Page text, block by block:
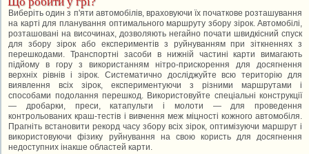
Виберіть один з п'яти автомобілів, враховуючи їх початкове розташування
на карті для планування оптимального маршруту збору зірок. Автомобілі,
розташовані на височинах, дозволяють негайно почати швидкісний спуск
для збору зірок або експериментів з руйнуванням при зіткненнях з
перешкодами. Транспортні засоби в нижній частині карти вимагають
підйому в гору з використанням нітро-прискорення для досягнення
верхніх рівнів і зірок. Систематично досліджуйте всю територію для
виявлення всіх зірок, експериментуючи з різними маршрутами і
способами подолання перешкод. Використовуйте спеціальні конструкції
— дробарки, преси, катапульти і молоти — для проведення
контрольованих краш-тестів і вивчення меж міцності кожного автомобіля.
Прагніть встановити рекорд часу збору всіх зірок, оптимізуючи маршрут і
використовуючи фізику руйнування на свою користь для досягнення
недоступних інакше областей карти.